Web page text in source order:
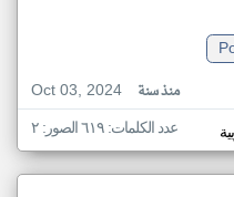
Oct 03, 2024
منذ سنة
عدد الكلمات: ٦١٩ الصور: ٢